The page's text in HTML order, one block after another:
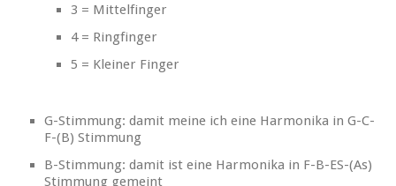
3 = Mittelfinger
4 = Ringfinger
5 = Kleiner Finger
G-Stimmung: damit meine ich eine Harmonika in G-C-
F-(B) Stimmung
B-Stimmung: damit ist eine Harmonika in F-B-ES-(As)
Stimmung gemeint